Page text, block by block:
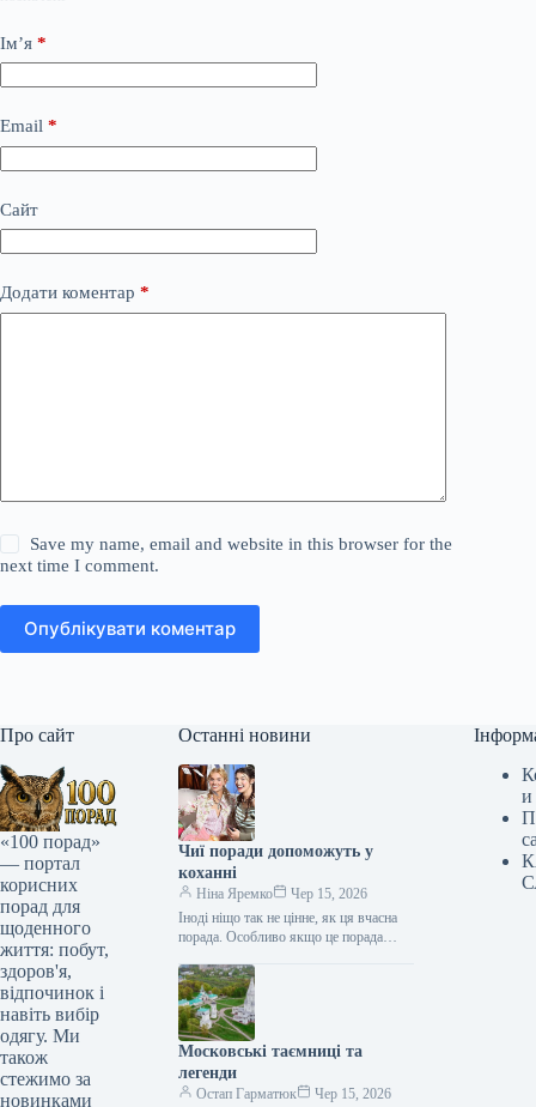
Ім’я *
Email *
Сайт
Додати коментар *
Save my name, email and website in this browser for the
next time I comment.
Опублікувати коментар
Про сайт
«100 порад»
— портал
корисних
порад для
щоденного
життя: побут,
здоров'я,
відпочинок і
навіть вибір
одягу. Ми
також
стежимо за
новинками
Останні новини
Чиї поради допоможуть у
коханні
Ніна Яремко
Чер 15, 2026
Іноді ніщо так не цінне, як ця вчасна
порада. Особливо якщо це порада
косметолога, тренера, стиліста…
Московські таємниці та
легенди
Остап Гарматюк Чер 15, 2026
и